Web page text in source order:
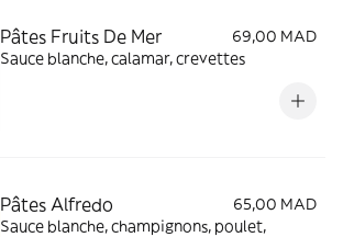
Pâtes Fruits De Mer
69,00 MAD
Sauce blanche, calamar, crevettes
Pâtes Alfredo
65,00 MAD
Sauce blanche, champignons, poulet,